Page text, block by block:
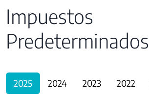
Impuestos
Predeterminados
2025 2024 2023 2022